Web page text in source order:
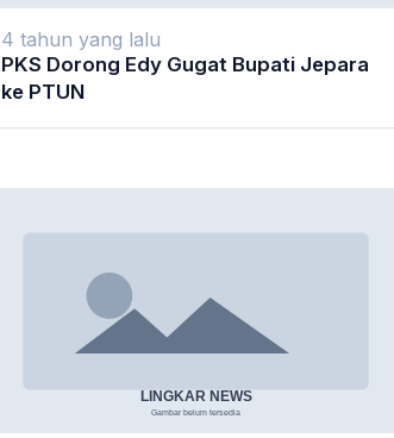
4 tahun yang lalu
PKS Dorong Edy Gugat Bupati Jepara
ke PTUN